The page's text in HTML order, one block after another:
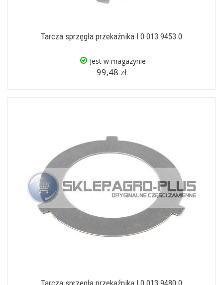
Tarcza sprzęgła przekaźnika I 0.013.9453.0
Jest w magazynie
99,48 zł
Tarcza sprzęgła przekaźnika I 0.013.9480.0